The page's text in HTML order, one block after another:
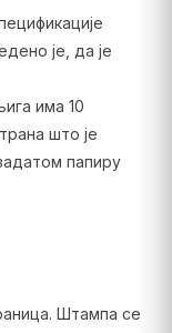
је, да је
има 10
што је
папиру
Штампа се